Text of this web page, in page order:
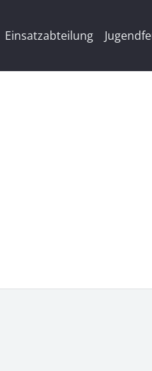
Einsatzabteilung